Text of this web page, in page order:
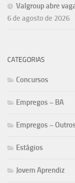
Valgroup abre
6 de agosto de 2026
CATEGORIAS
Concursos
Empregos – BA
Empregos –
Estágios
Jovem Aprendiz